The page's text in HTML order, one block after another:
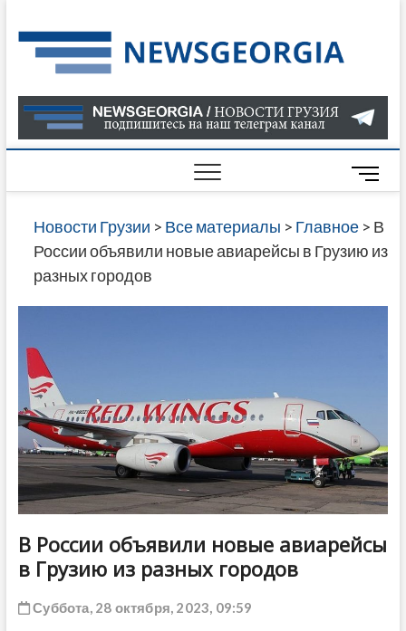
to
content
О
В
ГРУЗИИ
САЙТЕ
M
e
n
u
Новости Грузии > Все материалы > Главное> В
России объявили новые авиарейсы в Грузию из
разных городов
В России объявили новые авиарейсы
в Грузию из разных городов
Суббота, 28 октября, 2023, 09:59